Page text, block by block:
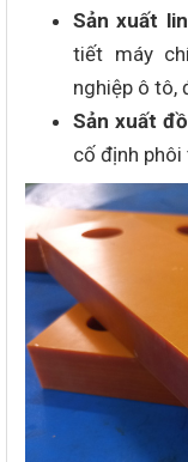
Sản xuất
tiết máy
nghiệp ô tô,
Sản xuất
cố định